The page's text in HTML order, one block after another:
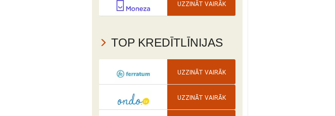
UZZINĀT VAIRĀK
TOP KREDĪTLĪNIJAS
UZZINĀT VAIRĀK
UZZINĀT VAIRĀK